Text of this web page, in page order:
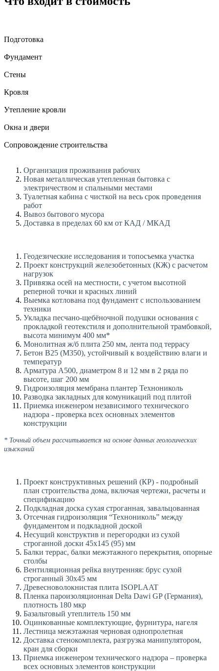
Подготовка
Фундамент
Стены
Кровля
Утепление кровли
Окна и двери
Сопровождение строительства
Организация проживания рабочих
Новая металлическая утепленная бытовка с
электричеством и спальными местами
Туалетная кабина с чисткой на весь срок проведения
работ
Вывоз бытового мусора
Доставка в пределах 60 км от КАД / МКАД
Геодезические исследования и топосъемка участка
Проект конструкций железобетонных (КЖ) с расчетом
нагрузок
Привязка осей на местности, с учетом высотной
реперной точки и красных линий
Выемка котлована под фундамент с использованием
техники
Укладка песчано-щебёночной подушки основания с
прокладкой геотекстиля и дополнительной трамбовкой,
высота минимум 400 мм*
Монолитная ж/б плита 250 мм, лента под террасу
Бетон В25 (М350), устойчивый к воздействию влаги и
температур
Арматура А500, диаметром 8 и 12 мм в 2 ряда по
высоте, шаг 200 мм
Гидроизоляция мембрана плантер Технониколь
Разводка закладных для комуникаций под плитой
Приемка инженером независимого технического
надзора - проверка всех основных элементов
конструкции
* Точный объем рассчитывается на основе данных геологических
изысканий
Проект конструктивных решений (КР) - подробный
план строительства дома, включая чертежи, расчеты и
спецификацию
Подкладная доска сухая строганная, завальцованная
Отсечная гидроизоляция “Технониколь” между
фундаментом и подкладной доской
Несущий конструктив и перегородки из сухой
строганной доски 45х145 (95) мм
Балки террас, балки межэтажного перекрытия, опорные
столбы
Вентиляционная рейка внутренняя: брус сухой
строганный 30х45 мм
Древесноволокнистая плита ISOPLAAT
Пленка пароизоляционная Delta Dawi GP (Германия),
плотность 180 мкр
Базальтовый утеплитель 150 мм
Оцинкованные комплектующие, фурнитура, нагеля
Лестница межэтажная черновая однопролетная
Доставка стенокомплекта, разгрузка манипулятором,
кран для сборки
Приемка инженером технического надзора – проверка
всех основных элементов конструкции